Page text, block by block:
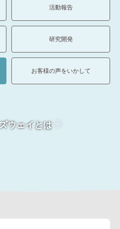
活動報告
研究開発
お客様の声をいかして
ウェイとは